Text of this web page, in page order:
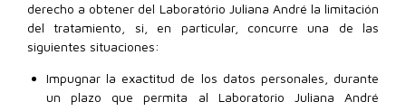
derecho a obtener del Laboratório Juliana André la limitación
del tratamiento, si, en particular, concurre una de las
siguientes situaciones:
Impugnar la exactitud de los datos personales, durante
un plazo que permita al Laboratorio Juliana André